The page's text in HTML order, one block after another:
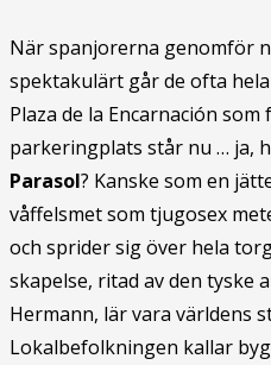
När spanjorerna genomför
spektakulärt går de ofta
Plaza de la Encarnación
parkeringplats står nu … ja,
Parasol? Kanske som en
våffelsmet som tjugosex
och sprider sig över hela
skapelse, ritad av den tyske
Hermann, lär vara världens
Lokalbefolkningen kallar